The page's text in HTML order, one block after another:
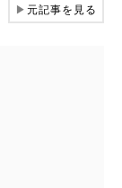
▶元記事を見る